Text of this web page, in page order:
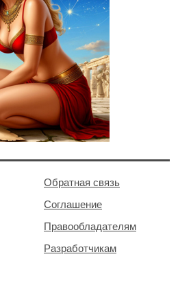
Обратная связь
Соглашение
Правообладателям
Разработчикам